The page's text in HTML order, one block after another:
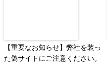
【重要なお知らせ】弊社を装っ
た偽サイトにご注意ください。